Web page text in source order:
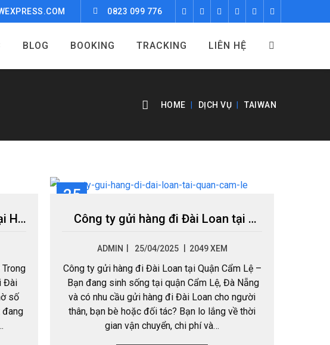
0823 099 776
BLOG BOOKING TRACKING LIÊN HỆ
HOME DỊCH VỤ TAIWAN
Dịch vụ gửi hàng đi Đài Loan tại Hà Tĩnh
Đài
số
đang
25
TH4 Công ty gửi hàng đi Đài Loan tại Quận Cẩm Lệ
ADMIN 25/04/2025 2049 XEM
Công ty gửi hàng đi Đài Loan tại Quận Cẩm Lệ –
Bạn đang sinh sống tại quận Cẩm Lệ, Đà Nẵng
và có nhu cầu gửi hàng đi Đài Loan cho người
thân, bạn bè hoặc đối tác? Bạn lo lắng về thời
gian vận chuyển, chi phí và…